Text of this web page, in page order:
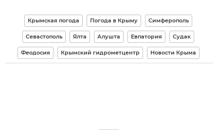
Крымская погода Погода в Крыму Симферополь
Севастополь Ялта Алушта Евпатория Судак
Феодосия Крымский гидрометцентр Новости Крыма